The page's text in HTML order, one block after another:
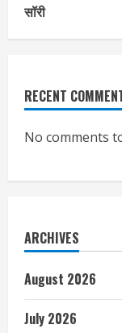
सॉरी
RECENT
No comments
ARCHIVES
August 2026
July 2026